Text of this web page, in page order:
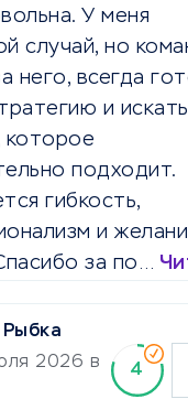
У меня
случай, но
него, всегда
и искать
которое
подходит.
гибкость,
и
за по…
Рыбка
2026 в
4